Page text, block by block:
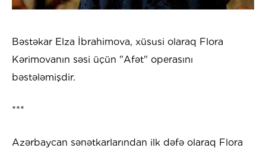
Bəstəkar Elza İbrahimova, xüsusi olaraq Flora
Kərimovanın səsi üçün "Afət" operasını
bəstələmişdir.
***
Azərbaycan sənətkarlarından ilk dəfə olaraq Flora